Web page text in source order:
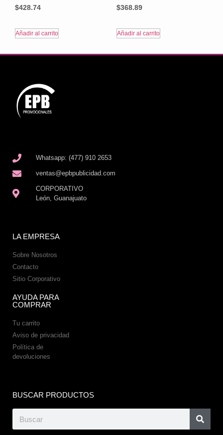
$428.74
Añadir al carrito
$368.89
Añadir al carrito
Whatsapp: (477) 910 2653
ventas@epbpublicidad.com
CORPORATIVO
León, Guanajuato
LA EMPRESA
Sobre Nosotros
Contacto
Sitio Corporativo
AYUDA PARA
COMPRAR
Tu carrito
Aviso de privacidad
Política de
devoluciones
BUSCAR PRODUCTOS